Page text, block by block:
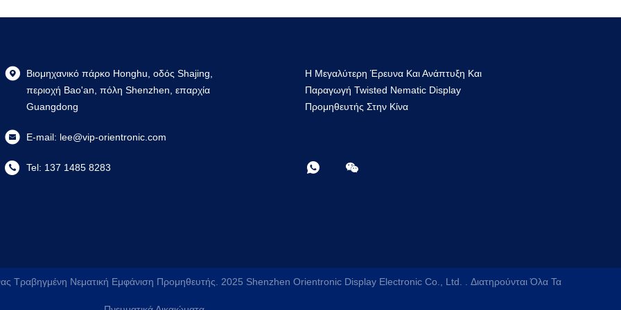
Βιομηχανικό πάρκο Honghu, οδός Shajing,
περιοχή Bao'an, πόλη Shenzhen, επαρχία
Guangdong
E-mail: lee@vip-orientronic.com
Tel: 137 1485 8283
Η Μεγαλύτερη Έρευνα Και Ανάπτυξη Και
Παραγωγή Twisted Nematic Display
Προμηθευτής Στην Κίνα
Τραβηγμένη Νεματική Εμφάνιση Προμηθευτής. 2025 Shenzhen Orientronic Display Electronic Co., Ltd. . Διατηρούνται Όλα Τα